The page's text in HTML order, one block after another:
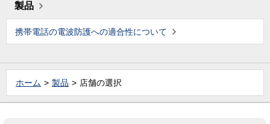
製品
携帯電話の電波防護への適合性について
ホーム 製品 店舗の選択